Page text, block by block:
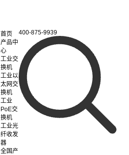
首页
产品中
心
工业交
换机
工业以
太网交
换机
工业
PoE交
换机
工业光
纤收发
器
全国产
400-875-9939